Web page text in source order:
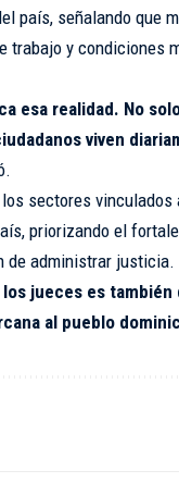
país, señalando que
trabajo y condiciones
esa realidad. No
viven
sectores
priorizando el
de administrar justicia.
jueces es
al pueblo